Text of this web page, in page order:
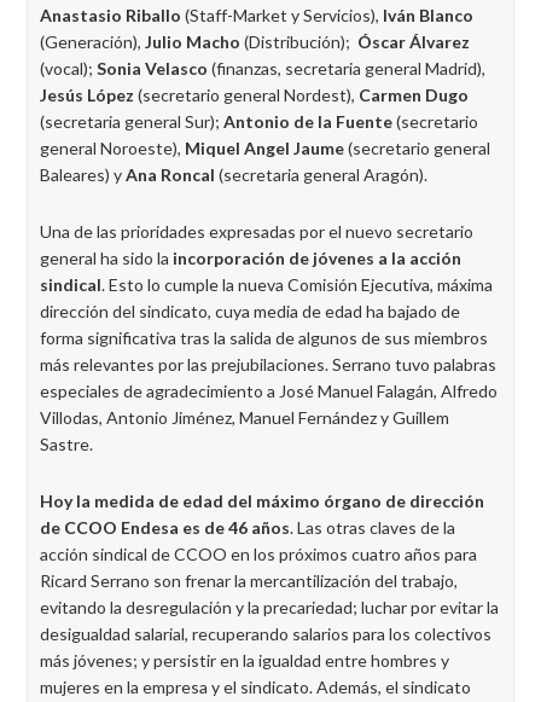
Anastasio Riballo (Staff-Market y Servicios), Iván Blanco
(Generación), Julio Macho (Distribución); Óscar Álvarez
(vocal); Sonia Velasco (finanzas, secretaria general Madrid),
Jesús López (secretario general Nordest), Carmen Dugo
(secretaria general Sur); Antonio de la Fuente(secretario
general Noroeste), Miquel Angel Jaume(secretario general
Baleares) yAna Roncal (secretaria general Aragón).
Una de las prioridades expresadas por el nuevo secretario
general ha sido la incorporación de jóvenes a la acción
sindical. Esto lo cumple la nueva Comisión Ejecutiva, máxima
dirección del sindicato, cuya media de edad ha bajado de
forma significativa tras la salida de algunos de sus miembros
más relevantes por las prejubilaciones. Serrano tuvo palabras
especiales de agradecimiento a José Manuel Falagán, Alfredo
Villodas, Antonio Jiménez, Manuel Fernández y Guillem
Sastre.
Hoy la medida de edad del máximo órgano de dirección
de CCOO Endesa es de 46 años. Las otras claves de la
acción sindical de CCOO en los próximos cuatro años para
Ricard Serrano son frenar la mercantilización del trabajo,
evitando la desregulación y la precariedad; luchar por evitar la
desigualdad salarial, recuperando salarios para los colectivos
más jóvenes; y persistir en la igualdad entre hombres y
mujeres en la empresa y el sindicato. Además, el sindicato